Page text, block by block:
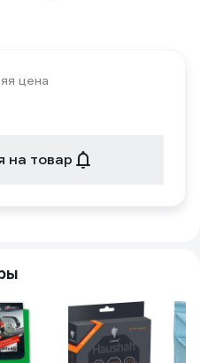
цена
на товар